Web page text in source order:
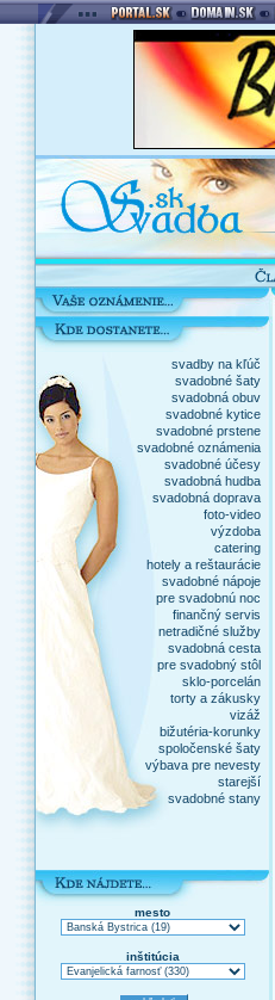
svadby na kľúč
svadobné šaty
svadobná obuv
svadobné kytice
svadobné prstene
svadobné oznámenia
svadobné účesy
svadobná hudba
svadobná doprava
foto-video
výzdoba
catering
hotely a reštaurácie
svadobné nápoje
pre svadobnú noc
finančný servis
netradičné služby
svadobná cesta
pre svadobný stôl
sklo-porcelán
torty a zákusky
vizáž
bižutéria-korunky
spoločenské šaty
výbava pre nevesty
starejší
svadobné stany
mesto
inštitúcia